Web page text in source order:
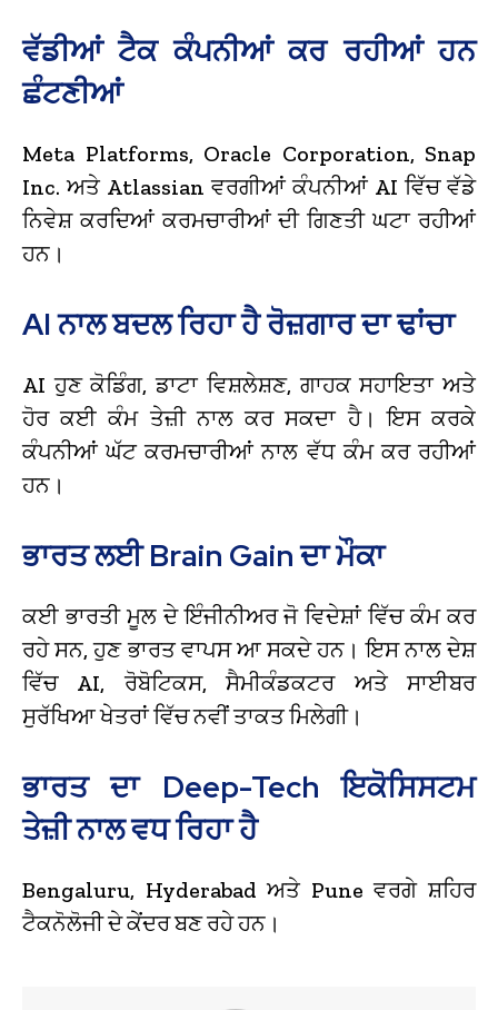
ਵੱਡੀਆਂ ਟੈਕ ਕੰਪਨੀਆਂ ਕਰ ਰਹੀਆਂ ਹਨ
ਛੰਟਣੀਆਂ
Meta Platforms, Oracle Corporation, Snap
Inc. ਅਤੇ Atlassian ਵਰਗੀਆਂ ਕੰਪਨੀਆਂ AI ਵਿੱਚ ਵੱਡੇ
ਨਿਵੇਸ਼ ਕਰਦਿਆਂ ਕਰਮਚਾਰੀਆਂ ਦੀ ਗਿਣਤੀ ਘਟਾ ਰਹੀਆਂ
ਹਨ।
AI ਨਾਲ ਬਦਲ ਰਿਹਾ ਹੈ ਰੋਜ਼ਗਾਰ ਦਾ ਢਾਂਚਾ
AI ਹੁਣ ਕੋਡਿੰਗ, ਡਾਟਾ ਵਿਸ਼ਲੇਸ਼ਣ, ਗਾਹਕ ਸਹਾਇਤਾ ਅਤੇ
ਹੋਰ ਕਈ ਕੰਮ ਤੇਜ਼ੀ ਨਾਲ ਕਰ ਸਕਦਾ ਹੈ। ਇਸ ਕਰਕੇ
ਕੰਪਨੀਆਂ ਘੱਟ ਕਰਮਚਾਰੀਆਂ ਨਾਲ ਵੱਧ ਕੰਮ ਕਰ ਰਹੀਆਂ
ਹਨ।
ਭਾਰਤ ਲਈ Brain Gain ਦਾ ਮੌਕਾ
ਕਈ ਭਾਰਤੀ ਮੂਲ ਦੇ ਇੰਜੀਨੀਅਰ ਜੋ ਵਿਦੇਸ਼ਾਂ ਵਿੱਚ ਕੰਮ ਕਰ
ਰਹੇ ਸਨ, ਹੁਣ ਭਾਰਤ ਵਾਪਸ ਆ ਸਕਦੇ ਹਨ। ਇਸ ਨਾਲ ਦੇਸ਼
ਵਿੱਚ AI, ਰੋਬੋਟਿਕਸ, ਸੈਮੀਕੰਡਕਟਰ ਅਤੇ ਸਾਈਬਰ
ਸੁਰੱਖਿਆ ਖੇਤਰਾਂ ਵਿੱਚ ਨਵੀਂ ਤਾਕਤ ਮਿਲੇਗੀ।
ਭਾਰਤ ਦਾ Deep-Tech ਇਕੋਸਿਸਟਮ
ਤੇਜ਼ੀ ਨਾਲ ਵਧ ਰਿਹਾ ਹੈ
Bengaluru, Hyderabad ਅਤੇ Pune ਵਰਗੇ ਸ਼ਹਿਰ
ਟੈਕਨੋਲੋਜੀ ਦੇ ਕੇਂਦਰ ਬਣ ਰਹੇ ਹਨ।